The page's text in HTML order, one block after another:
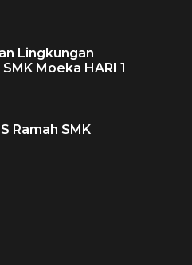
Lingkungan
Moeka HARI 1
Ramah SMK